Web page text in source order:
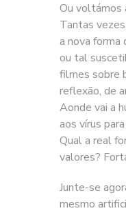
Ou voltámos
Tantas
a nova forma
ou tal
filmes sobre
reflexão, de
Aonde vai a
aos vírus
Qual a real
valores?
Junte-se
mesmo